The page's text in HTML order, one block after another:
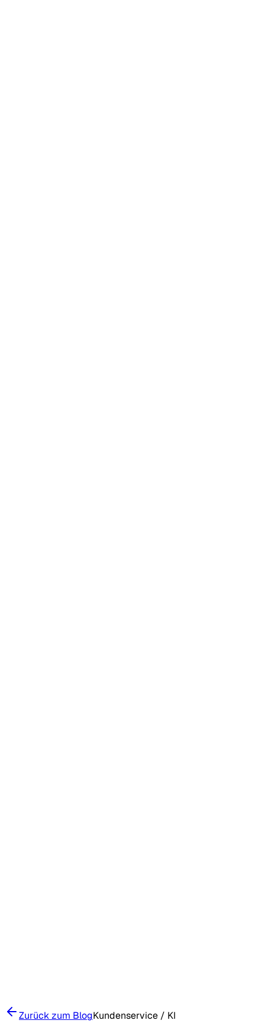
Zurück zum BlogKundenservice / KI